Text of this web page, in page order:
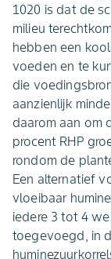
1020 is dat de
milieu
hebben een
voeden en te
die
aanzienlijk
daarom aan om
procent RHP
rondom de
Een alternatief
vloeibaar
iedere 3 tot 4
toegevoegd, in